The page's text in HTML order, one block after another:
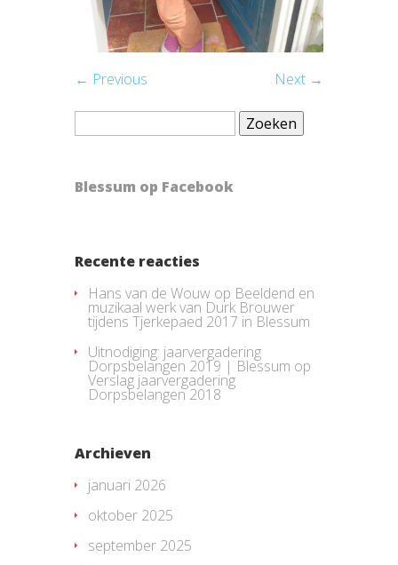
← Previous
Next →
Zoeken
Blessum op Facebook
Recente reacties
Hans van de Wouw op Beeldend en
muzikaal werk van Durk Brouwer
tijdens Tjerkepaed 2017 in Blessum
Uitnodiging: jaarvergadering
Dorpsbelangen 2019 | Blessum op
Verslag jaarvergadering
Dorpsbelangen 2018
Archieven
januari 2026
oktober 2025
september 2025